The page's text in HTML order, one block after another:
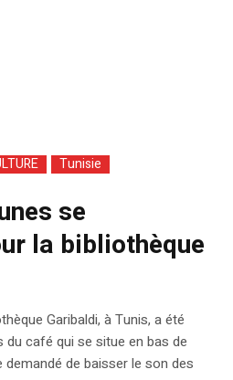
Tunisie
se
la bibliothèque
Garibaldi, à Tunis, a été
café qui se situe en bas de
demandé de baisser le son des